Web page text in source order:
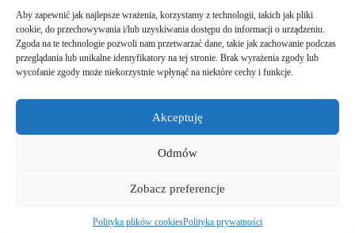
Aby zapewnić jak najlepsze wrażenia, korzystamy z technologii, takich jak pliki
cookie, do przechowywania i/lub uzyskiwania dostępu do informacji o urządzeniu.
Zgoda na te technologie pozwoli nam przetwarzać dane, takie jak zachowanie podczas
przeglądania lub unikalne identyfikatory na tej stronie. Brak wyrażenia zgody lub
wycofanie zgody może niekorzystnie wpłynąć na niektóre cechy i funkcje.
Akceptuję
Odmów
Zobacz preferencje
Polityka plików cookiesPolityka prywatności
Jak zaprojetkować schody zabiegowe? Krok po kroku
lubią kreować otaczającą ich przestrzeń na własnych
czy remontach.